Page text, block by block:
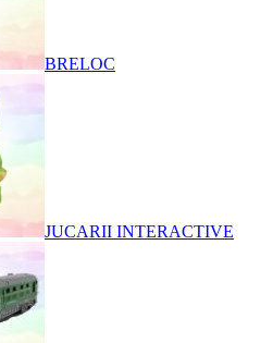
BRELOC
JUCARII INTERACTIVE